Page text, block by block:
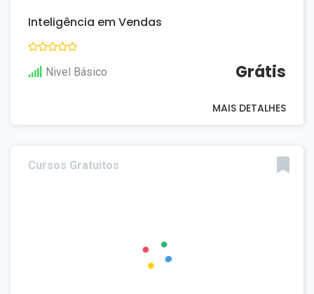
Inteligência em Vendas
Nivel Básico Grátis
MAIS DETALHES
Cursos Gratuitos